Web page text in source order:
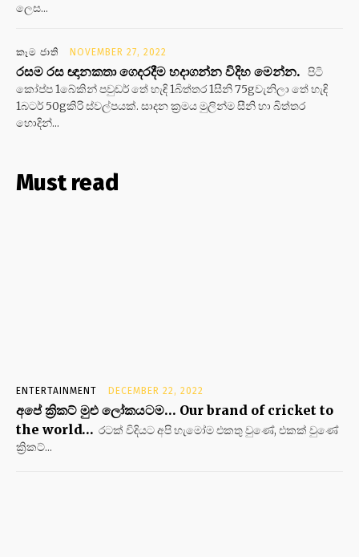
ලෙස...
කෑම ජාති NOVEMBER 27, 2022
රසම රස ඥානකතා ගෙදරදීම හදාගන්න විදිහ මෙන්න. පිටි
කෝප්ප 1බේකින් පවුඩර් තේ හැඳි 1බිත්තර 1සීනි 75gවැනිලා තේ හැඳි
1බටර් 50gකිරි ස්වල්පයක්. සාදන ක්‍රමය මුලින්ම සීනි හා බිත්තර
හොදින්...
Must read
ENTERTAINMENT DECEMBER 22, 2022
අපේ ක්‍රිකට් මුළු ලෝකයටම… Our brand of cricket to
the world… රටක් විදියට අපි හැමෝම එකතු වුණේ, එකක් වුණේ
ක්‍රිකට්...